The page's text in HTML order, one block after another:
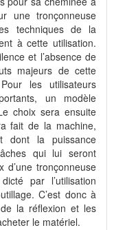
une tronçonneuse
techniques de la
à cette utilisation.
et l’absence de
majeurs de cette
les utilisateurs
un modèle
choix sera ensuite
fait de la machine,
dont la puissance
qui lui seront
d’une tronçonneuse
par l’utilisation
C’est donc à
la réflexion et les
le matériel.